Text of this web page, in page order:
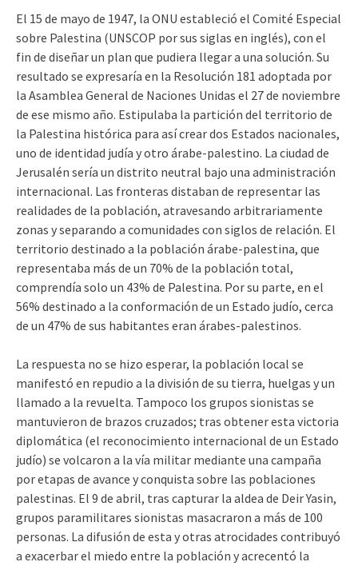
El 15 de mayo de 1947, la ONU estableció el Comité Especial
sobre Palestina (UNSCOP por sus siglas en inglés), con el
fin de diseñar un plan que pudiera llegar a una solución. Su
resultado se expresaría en la Resolución 181 adoptada por
la Asamblea General de Naciones Unidas el 27 de noviembre
de ese mismo año. Estipulaba la partición del territorio de
la Palestina histórica para así crear dos Estados nacionales,
uno de identidad judía y otro árabe-palestino. La ciudad de
Jerusalén sería un distrito neutral bajo una administración
internacional. Las fronteras distaban de representar las
realidades de la población, atravesando arbitrariamente
zonas y separando a comunidades con siglos de relación. El
territorio destinado a la población árabe-palestina, que
representaba más de un 70% de la población total,
comprendía solo un 43% de Palestina. Por su parte, en el
56% destinado a la conformación de un Estado judío, cerca
de un 47% de sus habitantes eran árabes-palestinos.
La respuesta no se hizo esperar, la población local se
manifestó en repudio a la división de su tierra, huelgas y un
llamado a la revuelta. Tampoco los grupos sionistas se
mantuvieron de brazos cruzados; tras obtener esta victoria
diplomática (el reconocimiento internacional de un Estado
judío) se volcaron a la vía militar mediante una campaña
por etapas de avance y conquista sobre las poblaciones
palestinas. El 9 de abril, tras capturar la aldea de Deir Yasin,
grupos paramilitares sionistas masacraron a más de 100
personas. La difusión de esta y otras atrocidades contribuyó
a exacerbar el miedo entre la población y acrecentó la